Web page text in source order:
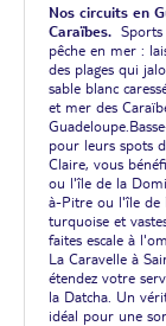
Nos circuits en
Caraïbes. Sports
pêche en mer :
des plages qui
sable blanc
et mer des
pour leurs spots
Claire, vous
ou l'île de la
à-Pitre ou l'île de
turquoise et
faites escale à
La Caravelle à
étendez votre
la Datcha. Un
idéal pour une